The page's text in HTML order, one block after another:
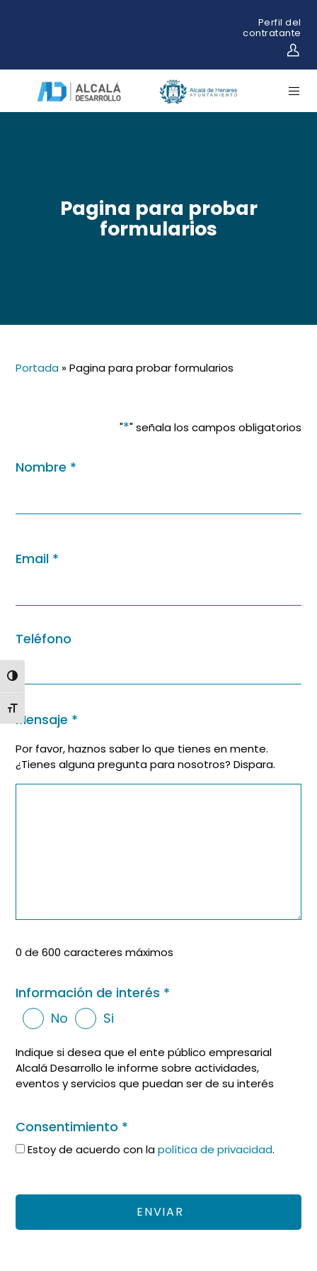
ALTERNAR ALTO CONTRASTE
ALTERNAR TAMAÑO DE LETRA
Perfil del
contratante
Pagina para probar
formularios
Portada »Pagina para probar formularios
"*" señala los campos obligatorios
Nombre *
Email *
Teléfono
Mensaje *
Por favor, haznos saber lo que tienes en mente.
¿Tienes alguna pregunta para nosotros? Dispara.
0 de 600 caracteres máximos
Información de interés *
No
Si
Indique si desea que el ente público empresarial
Alcalá Desarrollo le informe sobre actividades,
eventos y servicios que puedan ser de su interés
Consentimiento *
Estoy de acuerdo con lapolítica de privacidad.